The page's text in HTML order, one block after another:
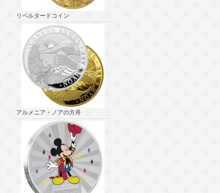
リベルタードコイン
アルメニア・ノアの方舟